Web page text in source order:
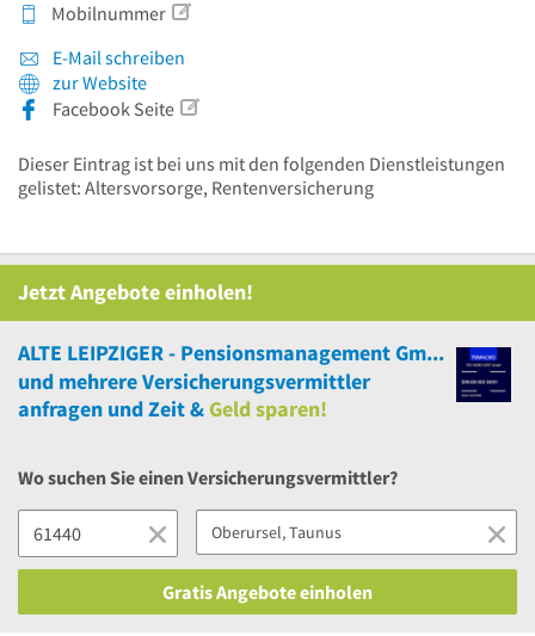
Mobilnummer
E-Mail schreiben
zur Website
Facebook Seite
Dieser Eintrag ist bei uns mit den folgenden Dienstleistungen
gelistet: Altersvorsorge, Rentenversicherung
Jetzt Angebote einholen!
ALTE LEIPZIGER - Pensionsmanagement GmbH Versicherungen
und mehrereVersicherungsvermittler
anfragen und Zeit &Geld sparen!
Wo suchen Sie einen Versicherungsvermittler?
Gratis Angebote einholen